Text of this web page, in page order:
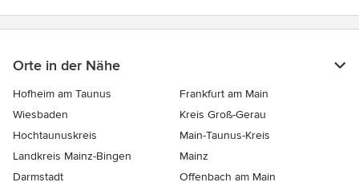
Orte in der Nähe
Hofheim am Taunus
Frankfurt am Main
Wiesbaden
Kreis Groß-Gerau
Hochtaunuskreis
Main-Taunus-Kreis
Landkreis Mainz-Bingen
Mainz
Darmstadt
Offenbach am Main